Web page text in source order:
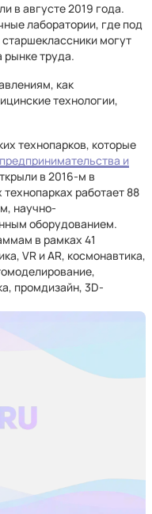
в августе 2019 года.
лаборатории, где под
могут
труда.
как
технологии,
технопарков, которые
и
в 2016-м в
работает 88
научно-
оборудованием.
в рамках 41
VR и AR, космонавтика,
промдизайн, 3D-